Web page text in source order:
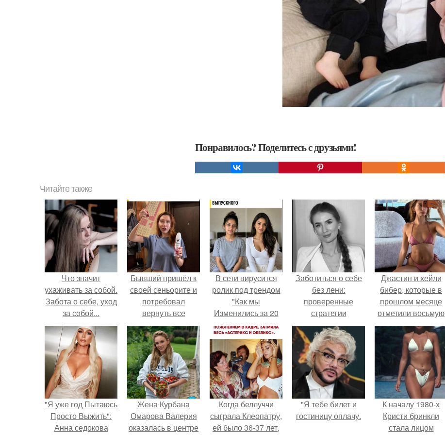
Понравилось? Поделитесь с друзьями!
Читайте также
Что значит
ухаживать за собой.
Забота о себе, уход
за собой...
Бывший пришёл к
своей сеньорите и
потребовал
вернуть все
подарки.
В сети вирусится
ролик под трендом
"Как мы
Изменились за 20
лет".
Заботиться о себе
без лени:
проверенные
стратегии
Джастин и хейли
бибер, которые в
прошлом месяце
отметили восьмую
годовщину
помолвки, показали
новые фото с
совместного
отдыха.
"Я уже год Пытаюсь
Просто Выжить":
Анна седокова
Жена Курбана
Омарова Валерия
оказалась в центре
Когда беллуччи
сыграла Клеопатру,
ей было 36-37 лет,
"Я тебе билет и
гостиницу оплачу.
К началу 1980-х
Кристи бринкли
стала лицом